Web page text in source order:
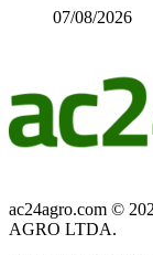
07/08/2026
ac24agro.com ©
AGRO LTDA.